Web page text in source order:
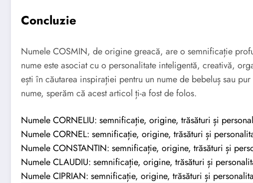
Concluzie
Numele COSMIN, de origine greacă, are o semnificație
nume este asociat cu o personalitate inteligentă, creativă,
ești în căutarea inspirației pentru un nume de bebeluș sau
nume, sperăm că acest articol ți-a fost de folos.
Numele CORNELIU: semnificație, origine, trăsături și
Numele CORNEL: semnificație, origine, trăsături și
Numele CONSTANTIN: semnificație, origine, trăsături și
Numele CLAUDIU: semnificație, origine, trăsături și
Numele CIPRIAN: semnificație, origine, trăsături și